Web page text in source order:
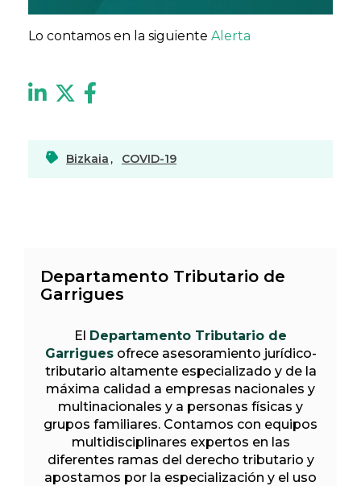
Lo contamos en la siguiente Alerta
Bizkaia , COVID-19
Departamento Tributario de
Garrigues
El Departamento Tributario de
Garriguesofrece asesoramiento jurídico-
tributario altamente especializado y de la
máxima calidad a empresas nacionales y
multinacionales y a personas físicas y
grupos familiares. Contamos con equipos
multidisciplinares expertos en las
diferentes ramas del derecho tributario y
apostamos por la especialización y el uso